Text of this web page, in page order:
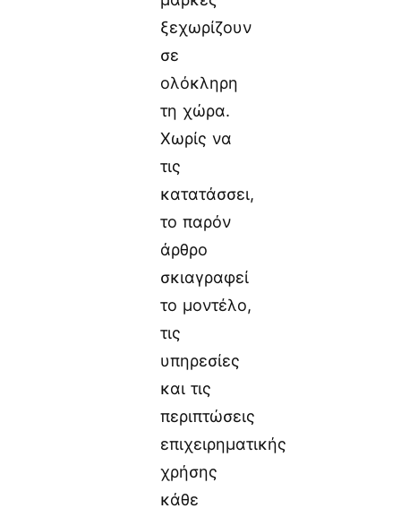
ξεχωρίζουν
σε
ολόκληρη
τη χώρα.
Χωρίς να
τις
κατατάσσει,
το παρόν
άρθρο
σκιαγραφεί
το μοντέλο,
τις
υπηρεσίες
και τις
περιπτώσεις
επιχειρηματικής
χρήσης
κάθε